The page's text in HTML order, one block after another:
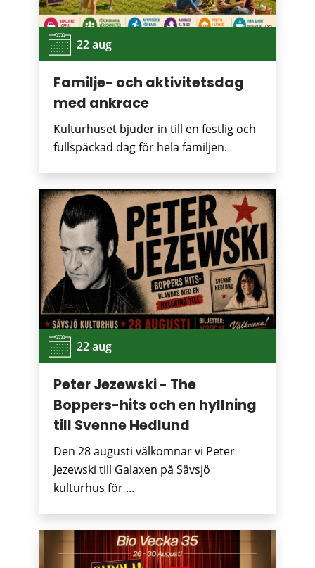
22 aug
Familje- och aktivitetsdag
med ankrace
Kulturhuset bjuder in till en festlig och
fullspäckad dag för hela familjen.
22 aug
Peter Jezewski - The
Boppers-hits och en hyllning
till Svenne Hedlund
Den 28 augusti välkomnar vi Peter
Jezewski till Galaxen på Sävsjö
kulturhus för ...